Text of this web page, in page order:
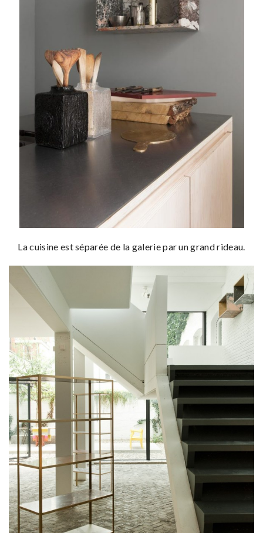
La cuisine est séparée de la galerie par un grand rideau.